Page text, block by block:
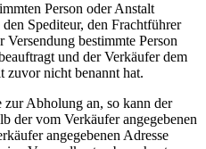
Person oder Anstalt
Spediteur, den Frachtführer
bestimmte Person
und der Verkäufer dem
zuvor nicht benannt hat.
Abholung an, so kann der
der vom Verkäufer angegebenen
angegebenen Adresse